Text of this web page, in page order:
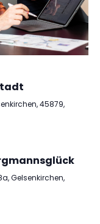
45879,
Gelsenkirchen,